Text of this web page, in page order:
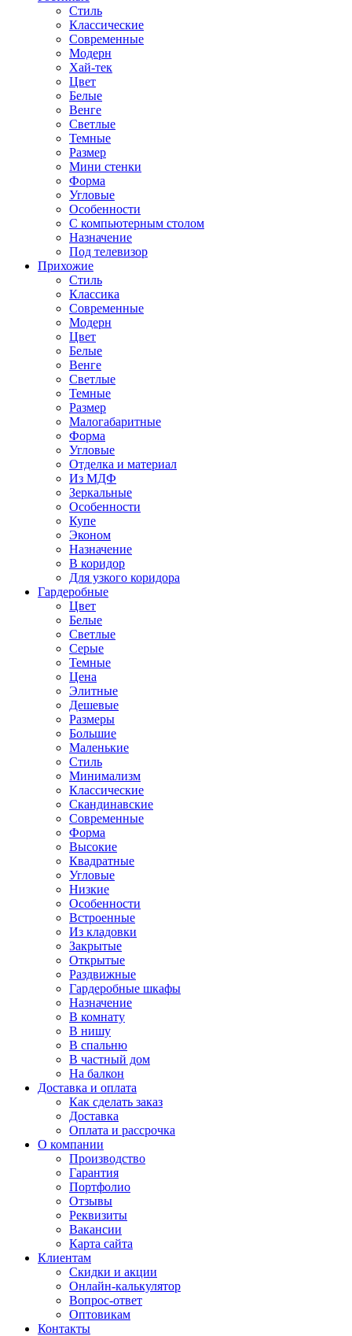
Стиль
Классические
Современные
Модерн
Хай-тек
Цвет
Белые
Венге
Светлые
Темные
Размер
Мини стенки
Форма
Угловые
Особенности
С компьютерным столом
Назначение
Под телевизор
Прихожие
Стиль
Классика
Современные
Модерн
Цвет
Белые
Венге
Светлые
Темные
Размер
Малогабаритные
Форма
Угловые
Отделка и материал
Из МДФ
Зеркальные
Особенности
Купе
Эконом
Назначение
В коридор
Для узкого коридора
Гардеробные
Цвет
Белые
Светлые
Серые
Темные
Цена
Элитные
Дешевые
Размеры
Большие
Маленькие
Стиль
Минимализм
Классические
Скандинавские
Современные
Форма
Высокие
Квадратные
Угловые
Низкие
Особенности
Встроенные
Из кладовки
Закрытые
Открытые
Раздвижные
Гардеробные шкафы
Назначение
В комнату
В нишу
В спальню
В частный дом
На балкон
Доставка и оплата
Как сделать заказ
Доставка
Оплата и рассрочка
О компании
Производство
Гарантия
Портфолио
Отзывы
Реквизиты
Вакансии
Карта сайта
Клиентам
Скидки и акции
Онлайн-калькулятор
Вопрос-ответ
Оптовикам
Контакты